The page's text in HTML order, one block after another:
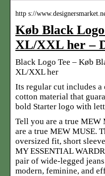
http s://
Køb Black
XL/XXL her –
Black Logo Tee – Køb
XL/XXL her
Its regular cut includes a
cotton material that
bold Starter logo with
Tell you are a true
are a true MEW MUSE.
oversized fit, short
MY ESSENTIAL
pair of wide-legged
modern, feminine, and